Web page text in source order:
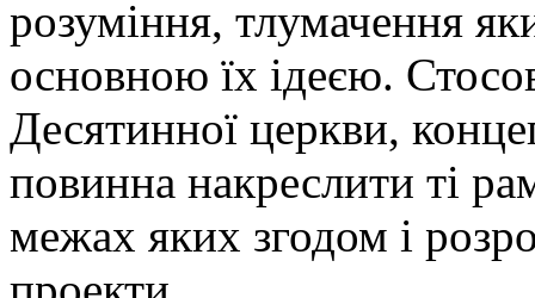
розуміння, тлумачення
основною їх ідеєю.
Десятинної церкви,
повинна накреслити ті
межах яких згодом і